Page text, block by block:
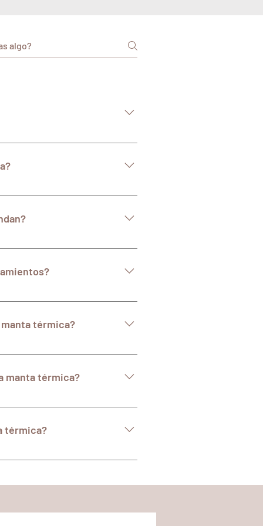
seguridad avanzada. El
según tus necesidades y
tus objetivos individuales y la
según tus necesidades y
térmica?
calor agradable y una ligera
manta térmica?
para la manta térmica. Es
térmica?
específicos. Sin embargo,
con el tiempo y las sesiones